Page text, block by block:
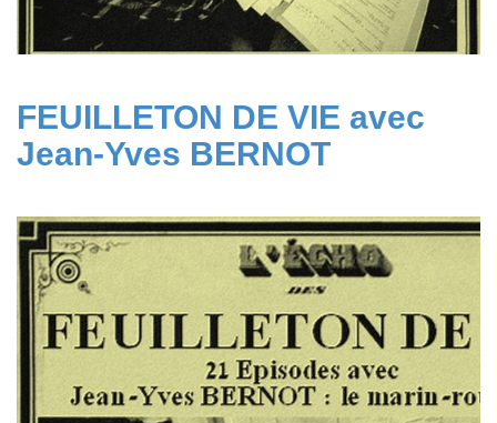
FEUILLETON DE VIE avec
Jean-Yves BERNOT